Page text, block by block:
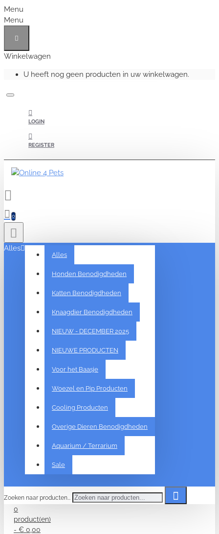
Menu
Menu
Winkelwagen
U heeft nog geen producten in uw winkelwagen.
LOGIN
REGISTER
0
Alles
Alles
Honden Benodigdheden
Katten Benodigdheden
Knaagdier Benodigdheden
NIEUW - DECEMBER 2025
NIEUWE PRODUCTEN
Voor het Baasje
Woezel en Pip Producten
Cooling Producten
Overige Dieren Benodigdheden
Aquarium / Terrarium
Sale
Zoeken naar producten...
0
product(en)
- € 0,00